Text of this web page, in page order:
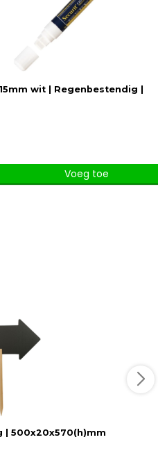
wit | Regenbestendig |
Voeg toe
| 500x20x570(h)mm